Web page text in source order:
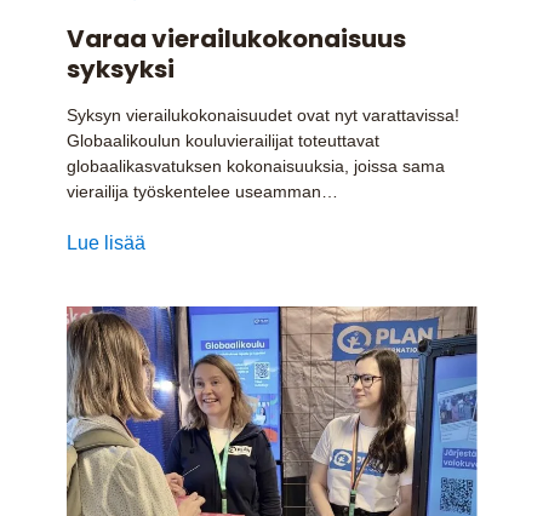
Varaa vierailukokonaisuus
syksyksi
Syksyn vierailukokonaisuudet ovat nyt varattavissa!
Globaalikoulun kouluvierailijat toteuttavat
globaalikasvatuksen kokonaisuuksia, joissa sama
vierailija työskentelee useamman…
Lue lisää